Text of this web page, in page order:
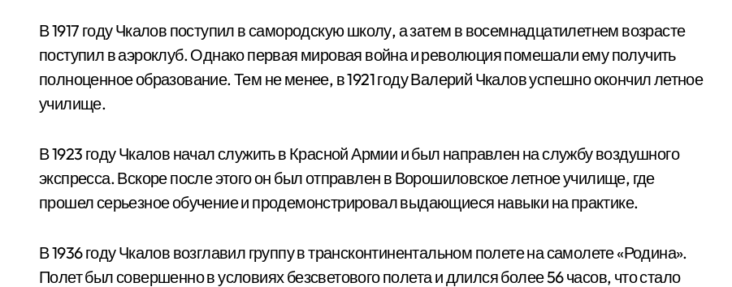
В 1917 году Чкалов поступил в самородскую школу, а затем в восемнадцатилетнем возрасте
поступил в аэроклуб. Однако первая мировая война и революция помешали ему получить
полноценное образование. Тем не менее, в 1921 году Валерий Чкалов успешно окончил летное
училище.
В 1923 году Чкалов начал служить в Красной Армии и был направлен на службу воздушного
экспресса. Вскоре после этого он был отправлен в Ворошиловское летное училище, где
прошел серьезное обучение и продемонстрировал выдающиеся навыки на практике.
В 1936 году Чкалов возглавил группу в трансконтинентальном полете на самолете «Родина».
Полет был совершенно в условиях безсветового полета и длился более 56 часов, что стало